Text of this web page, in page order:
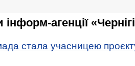
інформ-агенції
стала учасницею